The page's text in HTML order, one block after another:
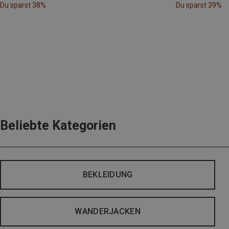
Du sparst 38% Du sparst 39%
Beliebte Kategorien
BEKLEIDUNG
WANDERJACKEN